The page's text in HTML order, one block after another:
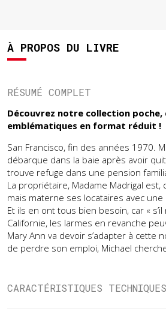
À PROPOS DU LIVRE
RÉSUMÉ COMPLET
Découvrez notre collection
emblématiques en format réduit !
San Francisco, fin des années 1970.
débarque dans la baie après avoir
trouve refuge dans une pension
La propriétaire, Madame Madrigal
mais materne ses locataires avec
Et ils en ont tous bien besoin, car «
Californie, les larmes en revanche
Mary Ann va devoir s’adapter à cette
de perdre son emploi, Michael
CARACTÉRISTIQUES TECHNIQUES